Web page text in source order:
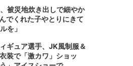
被災地炊き出しで細やか
でくれた子やとりにきて
を」
ギュア選手、JK風制服＆
装で「激カワ」ショッ